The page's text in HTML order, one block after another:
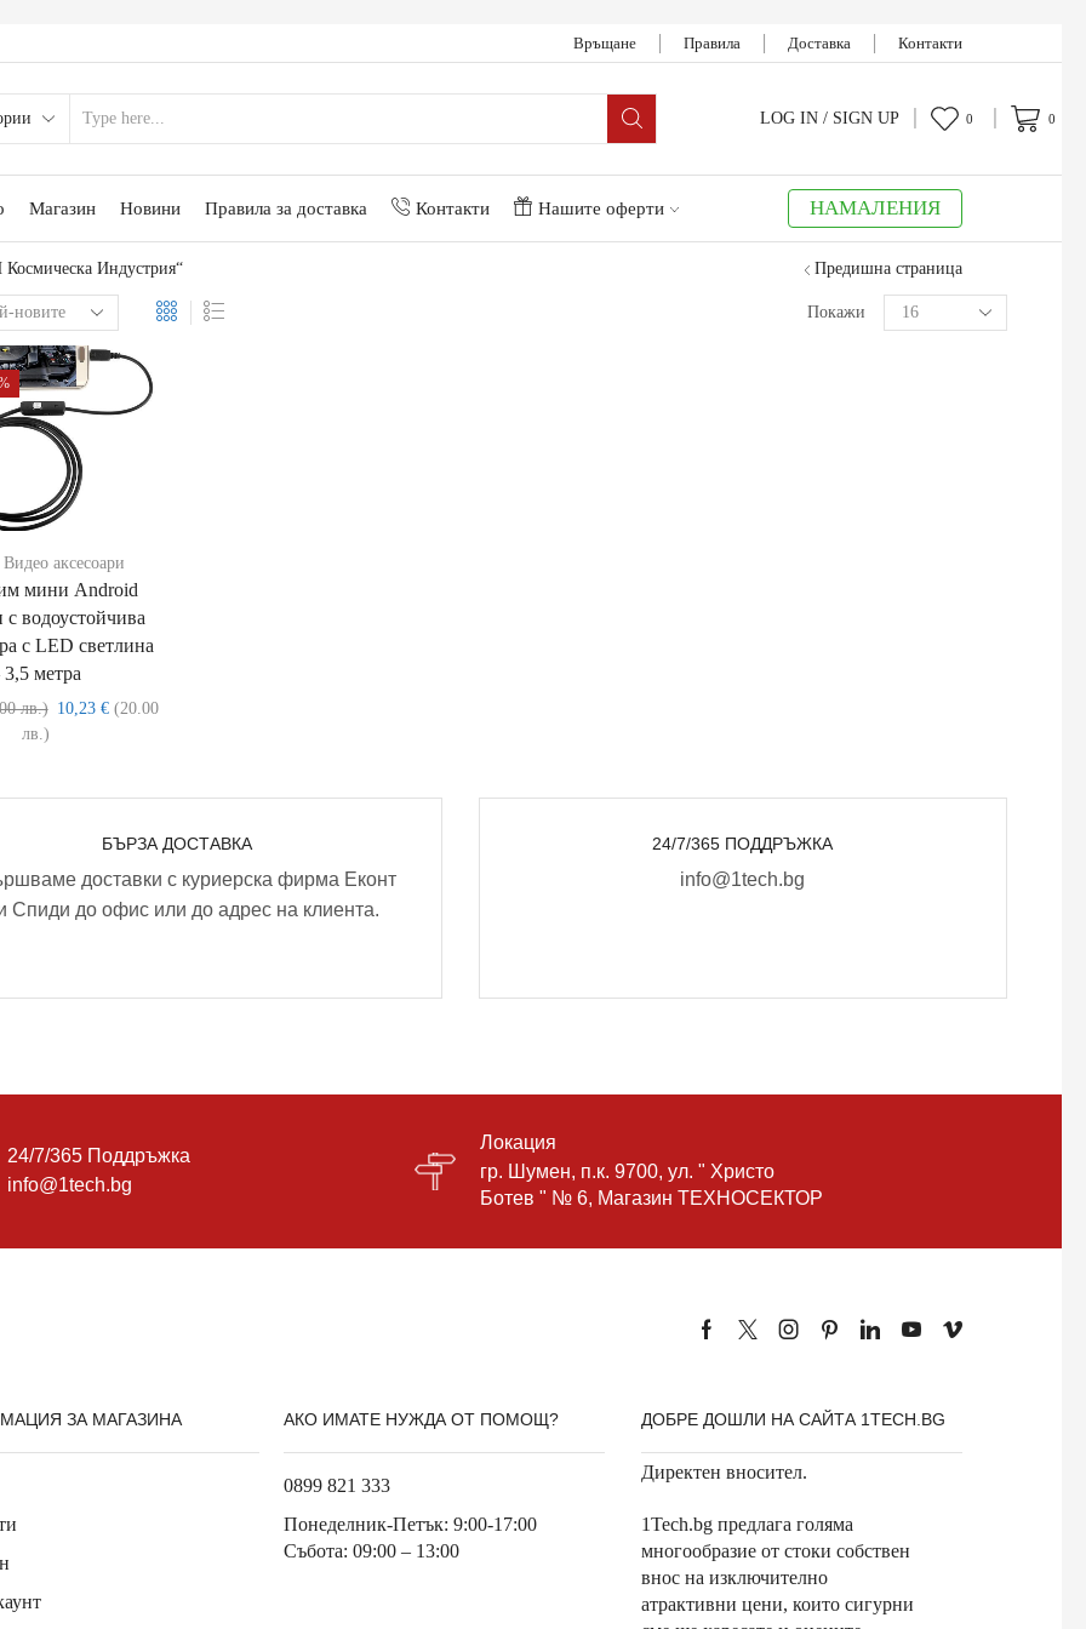
Връщане Правила Доставка Контакти
LOG IN / SIGN UP 0 0
Магазин Новини Правила за доставка Контакти Нашите оферти НАМАЛЕНИЯ
Индустрия“ Предишна страница
Покажи
аксесоари
мини Android
с водоустойчива
c LЕD cвeтлинa
3,5 мeтpa
лв.) 10,23 € (20.00
лв.)
БЪРЗА ДОСТАВКА
доставки с куриерска фирма Еконт
Спиди до офис или до адрес на клиента.
24/7/365 ПОДДРЪЖКА
info@1tech.bg
24/7/365 Поддръжка
info@1tech.bg
Локация
гр. Шумен, п.к. 9700, ул. " Христо
Ботев " № 6, Магазин ТЕХНОСЕКТОР
ЗА МАГАЗИНА АКО ИМАТЕ НУЖДА ОТ ПОМОЩ?
0899 821 333
Понеделник-Петък: 9:00-17:00
Събота: 09:00 – 13:00
ДОБРЕ ДОШЛИ НА САЙТА 1TECH.BG
Директен вносител.
1Tech.bg предлага голяма
многообразие от стоки собствен
внос на изключително
атрактивни цени, които сигурни